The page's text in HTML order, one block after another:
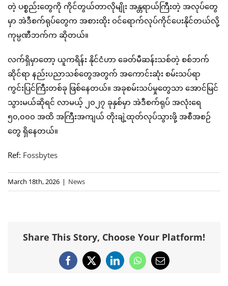
တဲ့ ပစ္စည်းတွေကို ကိုင်တွယ်တာလိုမျိုး အန္တရာယ်ကြီးတဲ့ အလုပ်တွေ
မှာ အဲဒီစက်ရုပ်တွေက အစားထိုး ဝင်ရောက်လုပ်ကိုင်ပေးနိုင်တယ်လို့
ကုမ္ပဏီဘက်က ဆိုတယ်။
လက်ရှိမှာတော့ ယူကရိန်း နိုင်ငံဟာ ခေတ်မီဆန်းသစ်တဲ့ စစ်ဘက်
ဆိုင်ရာ နည်းပညာသစ်တွေအတွက် အကောင်းဆုံး စမ်းသပ်ရာ
ကွင်းပြင်ကြီးတစ်ခု ဖြစ်နေတယ်။ အခုစမ်းသပ်မှုတွေသာ အောင်မြင်
သွားမယ်ဆိုရင် လာမယ့် ၂၀၂၇ ခုနှစ်မှာ အဲဒီစက်ရုပ် အလုံးရေ
၅၀,၀၀၀ အထိ အကြီးအကျယ် တိုးချဲ့ထုတ်လုပ်သွားဖို့ အစီအစဉ်
တွေ ရှိနေတယ်။
Ref: Fossbytes
March 18th, 2026 | News
Share This Story, Choose Your Platform!
Facebook
X LinkedInWhatsApp
Email